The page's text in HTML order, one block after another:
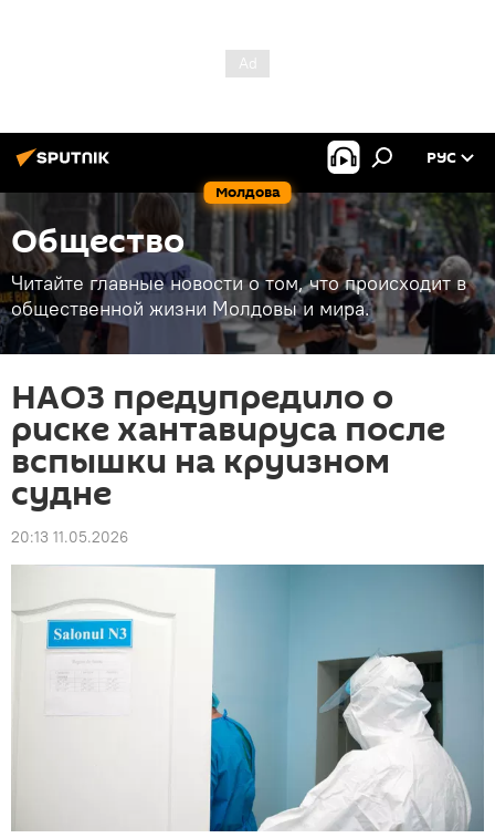
Молдова
РУС
Общество
Читайте главные новости о том, что происходит в
общественной жизни Молдовы и мира.
НАОЗ предупредило о
риске хантавируса после
вспышки на круизном
судне
20:13 11.05.2026